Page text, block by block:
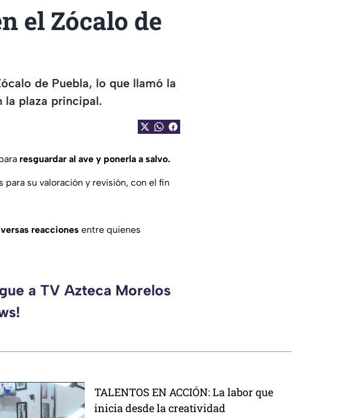
el Zócalo de
de Puebla, lo que llamó la
la plaza principal.
resguardar al ave y ponerla a salvo.
su valoración y revisión, con el fin
reacciones entre quienes
a TV Azteca Morelos
TALENTOS EN ACCIÓN: La labor que
inicia desde la creatividad